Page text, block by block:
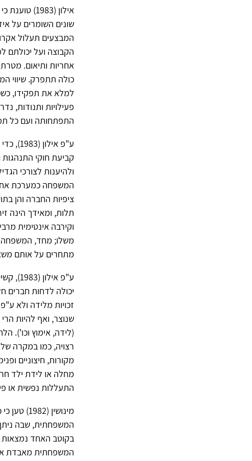
אילון
שונים השומרים על
המבצעים תעלול
הקבוצה ועל יכולתם
אחריות ותיאום.
כולה תתפרק. שיווי
למלא את תפקידו,
פעילויות ותנודות,
התפתחותה ועם כל
ע"פ
קביעת חוקי
ולהיענות לצורכי
המשפחה כמערכת אחת
ציפיות החברה והן
תלות, ומאידך הינה
וקירבה אינטימית
משלו; מחד, המשפחה
מתחרים על אותם
ע"פ
יכולה לדחות חברים
זכויות מלידה ולא
שנוצר, ואף להיות
(לידה, אימוץ וכו').
מקורות, חיצוניים
מחלה או לידת ילד
התעללות נפשית או
מינושין
המשפחתית, שבה ניתן
בקוטב האחד
המשפחתית מאבדת את